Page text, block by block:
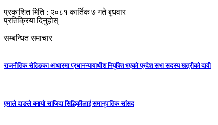
प्रकाशित मिति : २०८१ कार्तिक ७ गते बुधवार
प्रतिक्रिया दिनुहोस्
सम्बन्धित समाचार
राजनीतिक सेटिङका आधारमा प्रधानन्यायाधीश नियुक्ति भएको प्रदेश सभा सदस्य खत्रीको दावी
एमाले दाङले बनायाे साजिदा सिद्धिकीलाई समानुपातिक सांसद